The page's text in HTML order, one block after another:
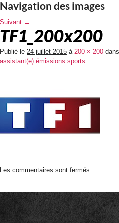
Navigation des images
Suivant →
TF1_200x200
Publié le 24 juillet 2015 à 200 × 200 dans
assistant(e) émissions sports
Les commentaires sont fermés.